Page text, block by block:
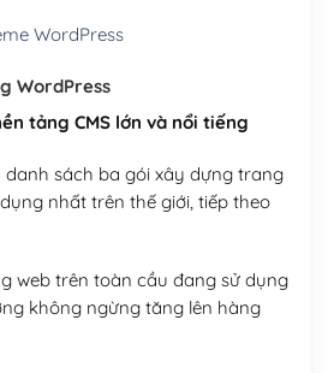
(1 năm)
WordPress
WordPress
tảng CMS lớn và nổi tiếng
danh sách ba gói xây dựng trang
nhất trên thế giới, tiếp theo
web trên toàn cầu đang sử dụng
không ngừng tăng lên hàng